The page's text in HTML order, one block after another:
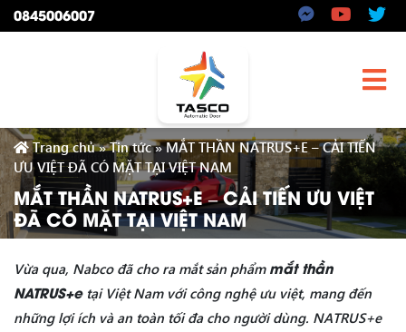
0845006007
Trang chủ»Tin tức»MẮT THẦN NATRUS+E – CẢI TIẾN
ƯU VIỆT ĐÃ CÓ MẶT TẠI VIỆT NAM
MẮT THẦN NATRUS+E – CẢI TIẾN ƯU VIỆT
ĐÃ CÓ MẶT TẠI VIỆT NAM
Vừa qua, Nabco đã cho ra mắt sản phẩm mắt thần
NATRUS+etại Việt Nam với công nghệ ưu việt, mang đến
những lợi ích và an toàn tối đa cho người dùng. NATRUS+e